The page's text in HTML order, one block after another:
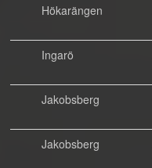
Hökarängen
Ingarö
Jakobsberg
Jakobsberg